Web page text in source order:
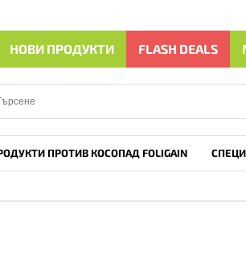
НОВИ ПРОДУКТИ FLASH DEALS
ПРОТИВ КОСОПАД FOLIGAIN